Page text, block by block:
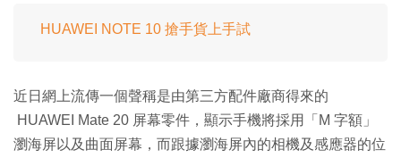
HUAWEI NOTE 10 搶手貨上手試
近日網上流傳一個聲稱是由第三方配件廠商得來的
HUAWEI Mate 20 屏幕零件，顯示手機將採用「M 字額」
瀏海屏以及曲面屏幕，而跟據瀏海屏內的相機及感應器的位